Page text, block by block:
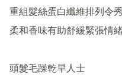
重組髮絲蛋白纖維排列令
柔和香味有助舒緩緊張情
頭髮毛躁乾旱人士